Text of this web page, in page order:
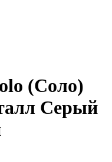
(Соло)
Серый